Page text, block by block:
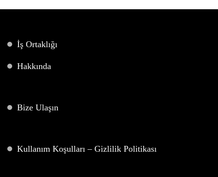
İş Ortaklığı
Hakkında
Bize Ulaşın
Kullanım Koşulları – Gizlilik Politikası